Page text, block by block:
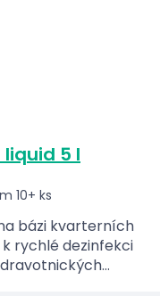
liquid 5 l
10+ ks
bázi kvarterních
rychlé dezinfekci